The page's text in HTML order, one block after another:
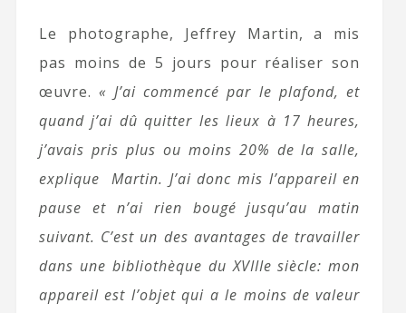
Le photographe, Jeffrey Martin, a mis
pas moins de 5 jours pour réaliser son
œuvre.« J’ai commencé par le plafond, et
quand j’ai dû quitter les lieux à 17 heures,
j’avais pris plus ou moins 20% de la salle,
explique Martin. J’ai donc mis l’appareil en
pause et n’ai rien bougé jusqu’au matin
suivant. C’est un des avantages de travailler
dans une bibliothèque du XVIIIe siècle: mon
appareil est l’objet qui a le moins de valeur